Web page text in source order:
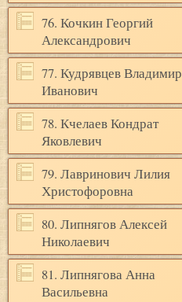
76. Кочкин Георгий
Александрович
77. Кудрявцев Владимир
Иванович
78. Кчелаев Кондрат
Яковлевич
79. Лавринович Лилия
Христофоровна
80. Липнягов Алексей
Николаевич
81. Липнягова Анна
Васильевна